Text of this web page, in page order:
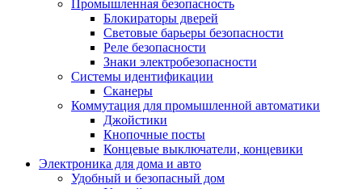
Промышленная безопасность
Блокираторы дверей
Световые барьеры безопасности
Реле безопасности
Знаки электробезопасности
Системы идентификации
Сканеры
Коммутация для промышленной автоматики
Джойстики
Кнопочные посты
Концевые выключатели, концевики
Электроника для дома и авто
Удобный и безопасный дом